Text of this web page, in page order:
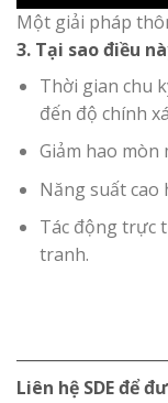
Một giải pháp
3. Tại sao điều
Thời gian chu
đến độ chính
Giảm hao mòn
Năng suất
Tác động trực
tranh.
Liên hệ SDE để